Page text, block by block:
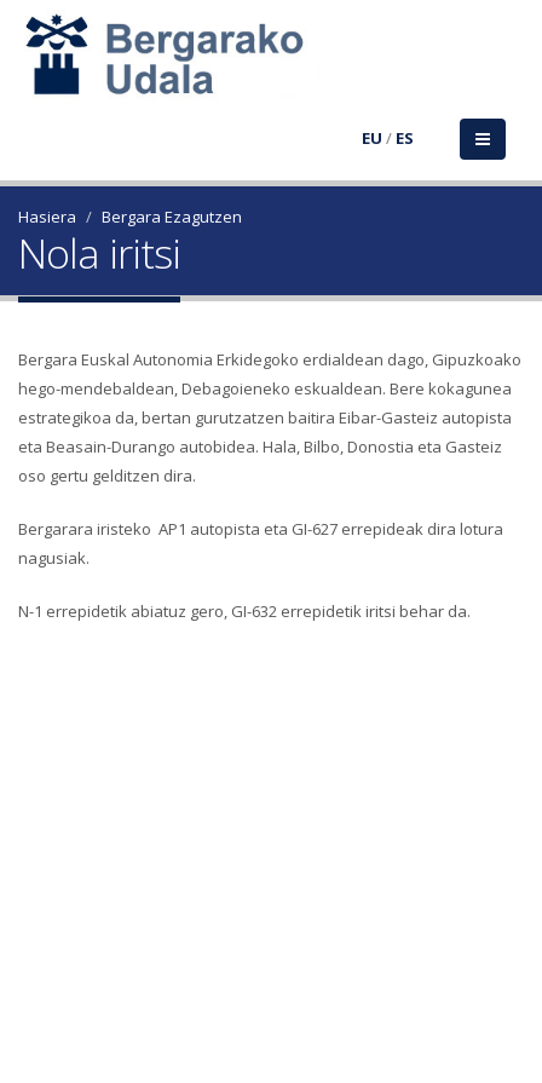
EU / ES
Hasiera Bergara Ezagutzen
Nola iritsi
Bergara Euskal Autonomia Erkidegoko erdialdean dago, Gipuzkoako
hego-mendebaldean, Debagoieneko eskualdean. Bere kokagunea
estrategikoa da, bertan gurutzatzen baitira Eibar-Gasteiz autopista
eta Beasain-Durango autobidea. Hala, Bilbo, Donostia eta Gasteiz
oso gertu gelditzen dira.
Bergarara iristeko AP1 autopista eta GI-627 errepideak dira lotura
nagusiak.
N-1 errepidetik abiatuz gero, GI-632 errepidetik iritsi behar da.